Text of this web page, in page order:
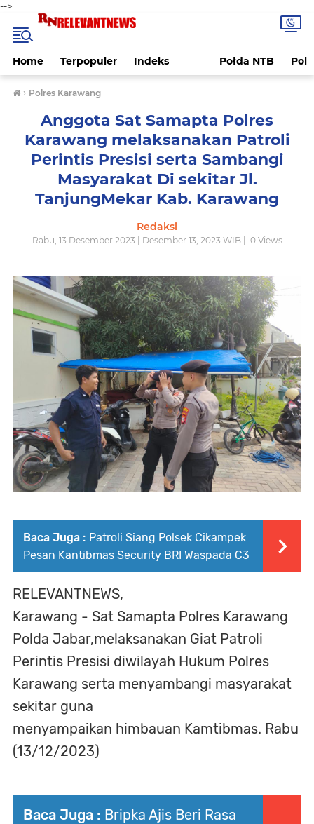
-->
Home Terpopuler Indeks Połda NTB
› Polres Karawang
Anggota Sat Samapta Polres
Karawang melaksanakan Patroli
Perintis Presisi serta Sambangi
Masyarakat Di sekitar Jl.
TanjungMekar Kab. Karawang
Redaksi
Rabu, 13 Desember 2023 | Desember 13, 2023 WIB | 0Views
Baca Juga : Patroli Siang Polsek Cikampek
Pesan Kantibmas Security BRI Waspada C3
RELEVANTNEWS,
Karawang - Sat Samapta Polres Karawang
Polda Jabar,melaksanakan Giat Patroli
Perintis Presisi diwilayah Hukum Polres
Karawang serta menyambangi masyarakat
sekitar guna
menyampaikan himbauan Kamtibmas. Rabu
(13/12/2023)
Baca Juga : Bripka Ajis Beri Rasa